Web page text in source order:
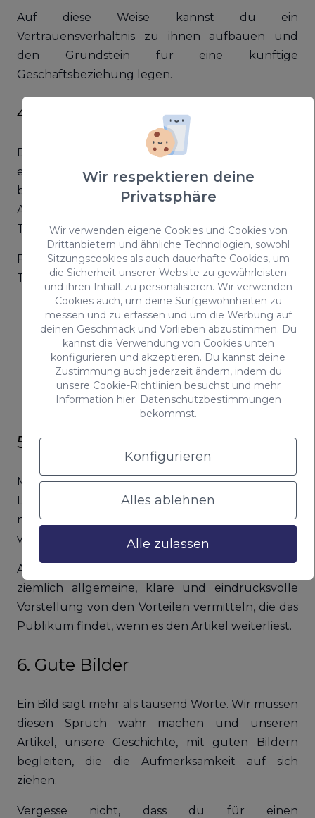
Wir respektieren deine
Privatsphäre
Wir verwenden eigene Cookies und Cookies von
Drittanbietern und ähnliche Technologien, sowohl
Sitzungscookies als auch dauerhafte Cookies, um
die Sicherheit unserer Website zu gewährleisten
und ihren Inhalt zu personalisieren. Wir verwenden
Cookies auch, um deine Surfgewohnheiten zu
messen und zu erfassen und um die Werbung auf
deinen Geschmack und Vorlieben abzustimmen. Du
kannst die Verwendung von Cookies unten
konfigurieren und akzeptieren. Du kannst deine
Zustimmung auch jederzeit ändern, indem du
unsere Cookie-Richtlinien besuchst und mehr
Information hier: Datenschutzbestimmungen
bekommst.
Konfigurieren
Alles ablehnen
Alle zulassen
Auf diese Weise kannst du ein
Vertrauensverhältnis zu ihnen aufbauen und
den Grundstein für eine künftige
Geschäftsbeziehung legen.
4. Der Titel
Die Wahl eines guten Titels ist von
entscheidender Bedeutung. Man muss
bedenken, dass man nur eine Chance hat, die
Aufmerksamkeit der Leser zu gewinnen, und der
Titel ist die Chance, um dieses Ziel zu erreichen.
Folgende Tipps helfen dir dabei, einen guten
Titel zu haben:
Er sollte nicht länger als 70 Zeichen sein.
Er muss Schlüsselwörter enthalten.
Fasse dich kurz und direkt.
Schaffe eine Erwartung.
Schreibe nicht in Großbuchstaben.
Googele den Titel.
5. Der erste Absatz
Mit dem Titel haben wir die Aufmerksamkeit des
Lesers geweckt, mit dem ersten Absatz wollen wir
nun, dass er weiterliest und die Seite nicht
verlässt.
Außerdem musst du kurz und prägnant eine
ziemlich allgemeine, klare und eindrucksvolle
Vorstellung von den Vorteilen vermitteln, die das
Publikum findet, wenn es den Artikel weiterliest.
6. Gute Bilder
Ein Bild sagt mehr als tausend Worte. Wir müssen
diesen Spruch wahr machen und unseren
Artikel, unsere Geschichte, mit guten Bildern
begleiten, die die Aufmerksamkeit auf sich
ziehen.
Vergesse nicht, dass du für einen